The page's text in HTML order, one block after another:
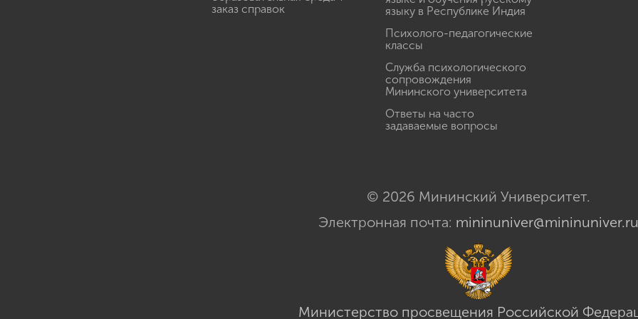
заказ справок
языку в Республике Индия
Психолого-педагогические
классы
Служба психологического
сопровождения
Мининского университета
Ответы на часто
задаваемые вопросы
© 2026 Мининский Университет.
Электронная почта: mininuniver@mininuniver.ru
Министерство просвещения Российской